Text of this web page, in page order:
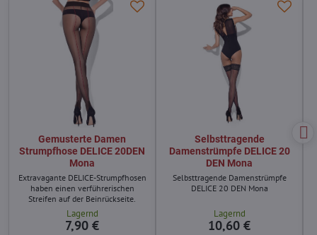
Gemusterte Damen
Strumpfhose DELICE 20DEN
Mona
Extravagante DELICE-Strumpfhosen
haben einen verführerischen
Streifen auf der Beinrückseite.
Lagernd
7,90 €
Selbsttragende
Damenstrümpfe DELICE 20
DEN Mona
Selbsttragende Damenstrümpfe
DELICE 20 DEN Mona
Lagernd
10,60 €